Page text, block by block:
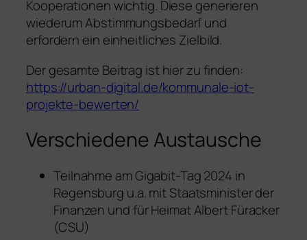
Kooperationen wichtig. Diese generieren
wiederum Abstimmungsbedarf und
erfordern ein einheitliches Zielbild.
Der gesamte Beitrag ist hier zu finden:
https://urban-digital.de/kommunale-iot-
projekte-bewerten/
Verschiedene Austausche
Teilnahme am Gigabit-Tag 2024 in
Regensburg u.a. mit Staatsminister der
Finanzen und für Heimat Albert Füracker
(CSU)